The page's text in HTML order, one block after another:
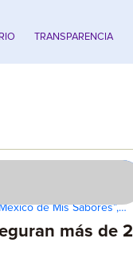
TRANSPARENCIA
de Mis Sabores”,…
más